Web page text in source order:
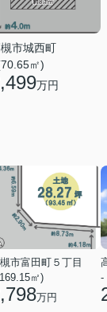
市城西町
㎡)
万円
市富田町５丁目
㎡)
万円
-